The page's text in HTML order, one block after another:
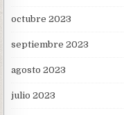
octubre 2023
septiembre 2023
agosto 2023
julio 2023